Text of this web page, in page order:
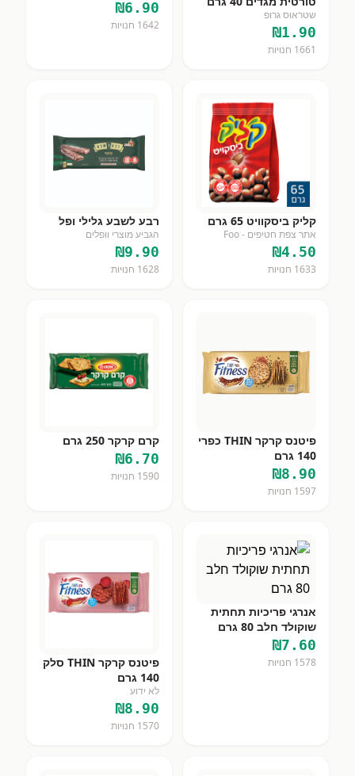
שטראוס גרופ
₪1.90
1661 חנויות
₪6.90
1642 חנויות
קליק ביסקוויט 65 גרם
אתר צפת חטיפים - Foo
₪4.50
1633 חנויות
רבע לשבע גלילי ופל
הגביע מוצרי וופלים
₪9.90
1628 חנויות
פיטנס קרקר THIN כפרי
140 גרם
₪8.90
1597 חנויות
קרם קרקר 250 גרם
₪6.70
1590 חנויות
אנרגי פריכיות תחתית
שוקולד חלב 80 גרם
₪7.60
1578 חנויות
פיטנס קרקר THIN סלק
140 גרם
לא ידוע
₪8.90
1570 חנויות